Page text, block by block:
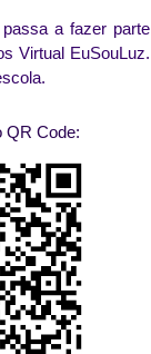
a fazer parte
Virtual EuSouLuz.
QR Code: